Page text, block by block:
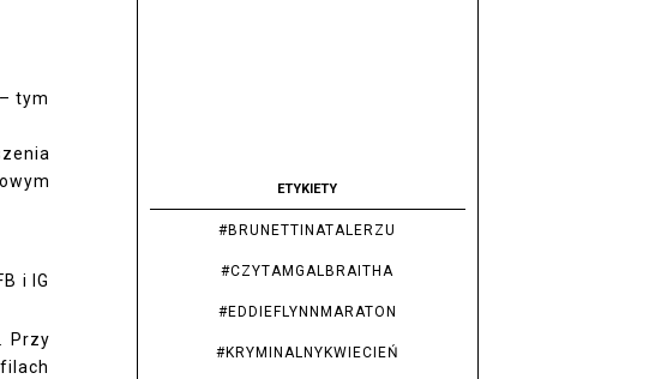
tym
i IG
Przy
ETYKIETY
#BRUNETTINATALERZU
#CZYTAMGALBRAITHA
#EDDIEFLYNNMARATON
#KRYMINALNYKWIECIEŃ